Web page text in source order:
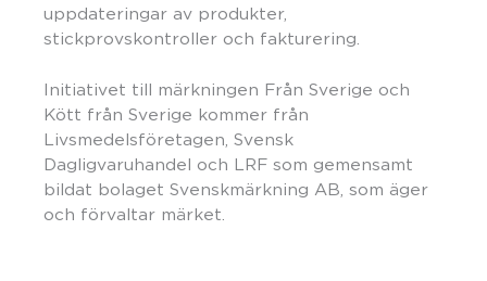
uppdateringar av produkter,
stickprovskontroller och fakturering.
Initiativet till märkningen Från Sverige och
Kött från Sverige kommer från
Livsmedelsföretagen, Svensk
Dagligvaruhandel och LRF som gemensamt
bildat bolaget Svenskmärkning AB, som äger
och förvaltar märket.